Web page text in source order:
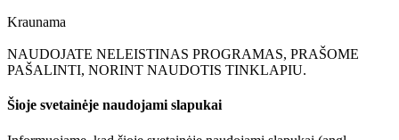
Kraunama
NAUDOJATE NELEISTINAS PROGRAMAS, PRAŠOME
PAŠALINTI, NORINT NAUDOTIS TINKLAPIU.
Šioje svetainėje naudojami slapukai